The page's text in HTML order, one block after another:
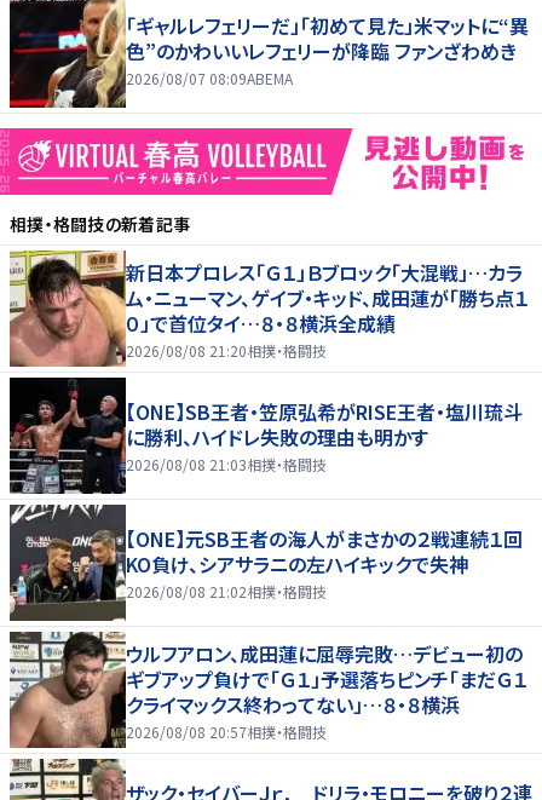
「ギャルレフェリーだ」「初めて見た」米マットに“異
色”のかわいいレフェリーが降臨 ファンざわめき
2026/08/07 08:09ABEMA
相撲・格闘技の新着記事
新日本プロレス「Ｇ１」Ｂブロック「大混戦」…カラ
ム・ニューマン、ゲイブ・キッド、成田蓮が「勝ち点１
０」で首位タイ…８・８横浜全成績
2026/08/08 21:20相撲・格闘技
【ONE】SB王者・笠原弘希がRISE王者・塩川琉斗
に勝利、ハイドレ失敗の理由も明かす
2026/08/08 21:03相撲・格闘技
【ONE】元SB王者の海人がまさかの２戦連続１回
KO負け、シアサラニの左ハイキックで失神
2026/08/08 21:02相撲・格闘技
ウルフアロン、成田蓮に屈辱完敗…デビュー初の
ギブアップ負けで「Ｇ１」予選落ちピンチ「まだＧ１
クライマックス終わってない」…８・８横浜
2026/08/08 20:57相撲・格闘技
ザック・セイバーＪｒ． ドリラ・モロニーを破り２連